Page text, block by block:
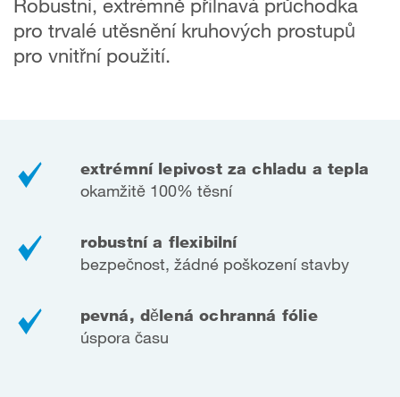
Robustní, extrémně přilnavá průchodka
pro trvalé utěsnění kruhových prostupů
pro vnitřní použití.
extrémní lepivost za chladu a tepla
okamžitě 100% těsní
robustní a flexibilní
bezpečnost, žádné poškození stavby
pevná, dělená ochranná fólie
úspora času